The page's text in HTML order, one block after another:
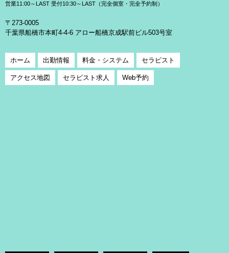
営業11:00～LAST 受付10:30～LAST（完全個室・完全予約制）
〒273-0005
千葉県船橋市本町4-4-6 アロー船橋京成駅前ビル503号室
ホーム 出勤情報 料金・システム セラピスト
アクセス地図 セラピスト求人 Web予約